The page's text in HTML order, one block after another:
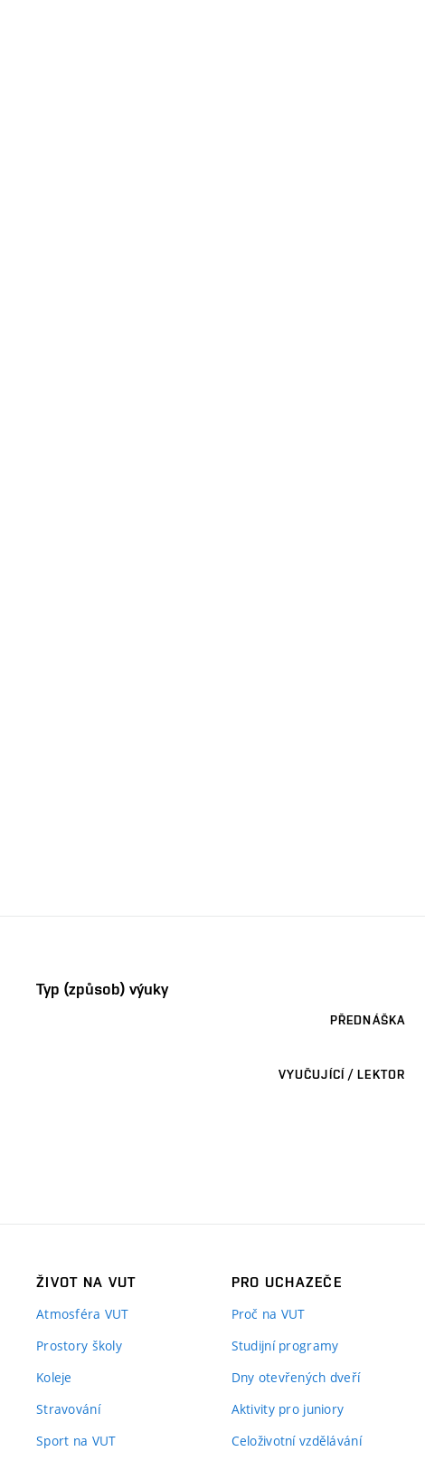
Typ (způsob) výuky
PŘEDNÁŠKA
VYUČUJÍCÍ / LEKTOR
ŽIVOT NA VUT
Atmosféra VUT
Prostory školy
Koleje
Stravování
Sport na VUT
PRO UCHAZEČE
Proč na VUT
Studijní programy
Dny otevřených dveří
Aktivity pro juniory
Celoživotní vzdělávání